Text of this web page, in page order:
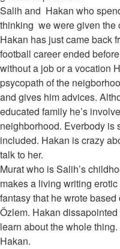
Salih and Hakan who
thinking we were given the
Hakan has just came back
football career ended
without a job or a vocation
psycopath of the
and gives him advices.
educated family he’s
neighborhood. Everbody is
included. Hakan is crazy
talk to her.
Murat who is Salih’s
makes a living writing
fantasy that he wrote
Özlem. Hakan
learn about the whole
Hakan.